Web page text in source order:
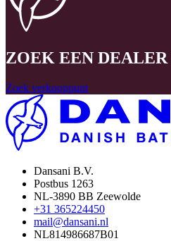
ZOEK EEN DEALER
Zoek verkooppunt
Dansani B.V.
Postbus 1263
NL-3890 BB Zeewolde
+31 365224450
mail@dansani.nl
NL814986687B01